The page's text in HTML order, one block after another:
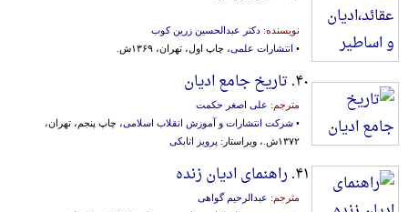
نویسنده: دکتر عبدالحسین زرین کوب
• انتشارات علمی، چاپ اول، تهران، ۱۳۶۹ش.
۴۰. تاریخ جامع ادیان
مترجم: علی اصغر حکمت
• شرکت انتشارات و آموزش انقلاب اسلامی، چاپ پنجم، تهران،
۱۳۷۲ش.، ویراستار:
پرویز اتابکی
۴۱. راهنمای ادیان زنده
مترجم: عبدالرحیم گواهی